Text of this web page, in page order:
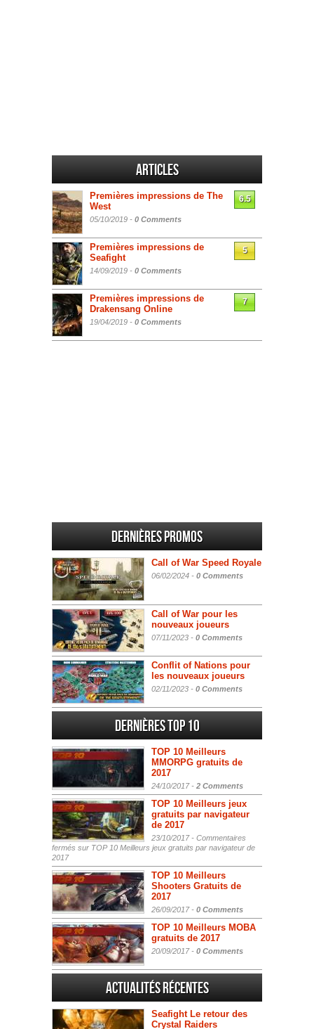
Articles
Premières impressions de The
West
05/10/2019 - 0 Comments
6.5
Premières impressions de
Seafight
14/09/2019 - 0 Comments
5
Premières impressions de
Drakensang Online
19/04/2019 - 0 Comments
7
Dernières promos
Call of War Speed Royale
06/02/2024 - 0 Comments
Call of War pour les
nouveaux joueurs
07/11/2023 - 0 Comments
Conflit of Nations pour
les nouveaux joueurs
02/11/2023 - 0 Comments
Dernières Top 10
TOP 10 Meilleurs
MMORPG gratuits de
2017
24/10/2017 - 2 Comments
TOP 10 Meilleurs jeux
gratuits par navigateur
de 2017
23/10/2017 - Commentaires
fermés sur TOP 10 Meilleurs jeux gratuits par navigateur de
2017
TOP 10 Meilleurs
Shooters Gratuits de
2017
26/09/2017 - 0 Comments
TOP 10 Meilleurs MOBA
gratuits de 2017
20/09/2017 - 0 Comments
Actualités Récentes
Seafight Le retour des
Crystal Raiders